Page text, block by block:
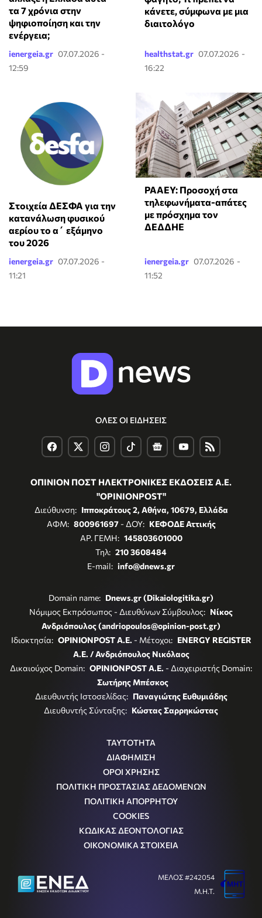
τα 7 χρόνια στην
ψηφιοποίηση και την
ενέργεια;
ienergeia.gr 07.07.2026 -
12:59
κάνετε, σύμφωνα με μια
διαιτολόγο
healthstat.gr 07.07.2026 -
16:22
Στοιχεία ΔΕΣΦΑ για την
κατανάλωση φυσικού
αερίου το α΄ εξάμηνο
του 2026
ienergeia.gr 07.07.2026 -
11:21
ΡΑΑΕΥ: Προσοχή στα
τηλεφωνήματα-απάτες
με πρόσχημα τον
ΔΕΔΔΗΕ
ienergeia.gr 07.07.2026 -
11:52
ΟΛΕΣ ΟΙ ΕΙΔΗΣΕΙΣ
ΟΠΙΝΙΟΝ ΠΟΣΤ ΗΛΕΚΤΡΟΝΙΚΕΣ ΕΚΔΟΣΕΙΣ Α.Ε.
"OPINIONPOST"
Διεύθυνση: Ιπποκράτους 2, Αθήνα, 10679, Ελλάδα
ΑΦΜ: 800961697- ΔΟΥ: ΚΕΦΟΔΕ Αττικής
ΑΡ. ΓΕΜΗ: 145803601000
Τηλ: 210 3608484
E-mail: info@dnews.gr
Domain name: Dnews.gr (Dikaiologitika.gr)
Νόμιμος Εκπρόσωπος - Διευθύνων Σύμβουλος: Νίκος
Ανδριόπουλος (andriopoulos@opinion-post.gr)
Ιδιοκτησία: OPINIONPOST A.E. - Μέτοχοι: ENERGY REGISTER
Α.Ε. / Ανδριόπουλος Νικόλαος
Δικαιούχος Domain: OPINIONPOST A.E. - Διαχειριστής Domain:
Σωτήρης Μπέσκος
Διευθυντής Ιστοσελίδας: Παναγιώτης Ευθυμιάδης
Διευθυντής Σύνταξης: Κώστας Σαρρηκώστας
ΤΑΥΤΟΤΗΤΑ
ΔΙΑΦΗΜΙΣΗ
ΟΡΟΙ ΧΡΗΣΗΣ
ΠΟΛΙΤΙΚΗ ΠΡΟΣΤΑΣΙΑΣ ΔΕΔΟΜΕΝΩΝ
ΠΟΛΙΤΙΚΗ ΑΠΟΡΡΗΤΟΥ
COOKIES
ΚΩΔΙΚΑΣ ΔΕΟΝΤΟΛΟΓΙΑΣ
ΟΙΚΟΝΟΜΙΚΑ ΣΤΟΙΧΕΙΑ
ΜΕΛΟΣ #242054
Μ.Η.Τ.